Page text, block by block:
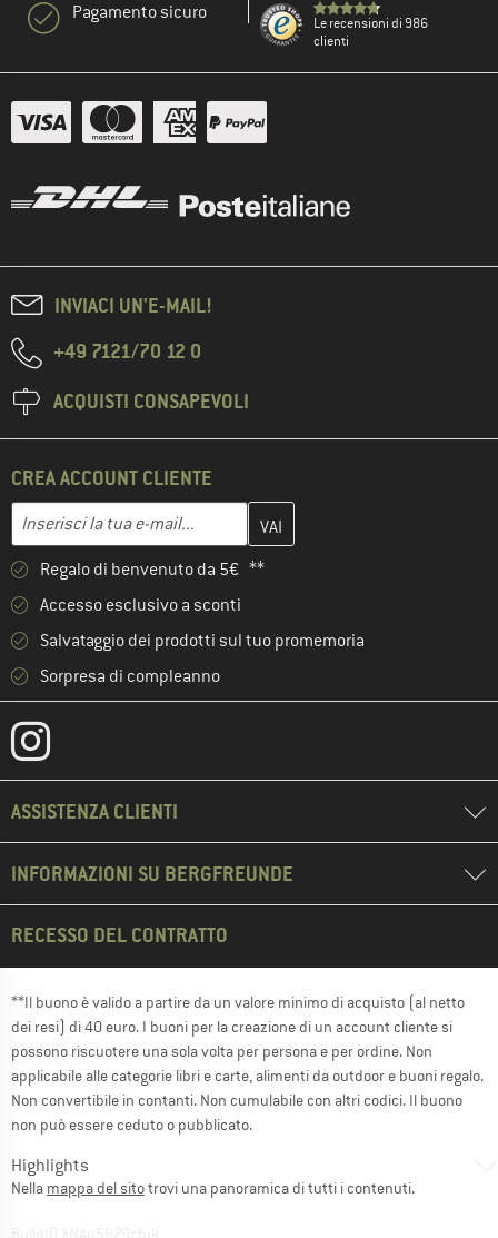
Pagamento sicuro
Le recensioni di 986
clienti
INVIACI UN'E-MAIL!
+49 7121/70 12 0
ACQUISTI CONSAPEVOLI
CREA ACCOUNT CLIENTE
Indirizzo e-mail
Inserisci qui il tuo indirizzo e-mail e crea il tuo account cliente
Regalo di benvenuto da 5€ **
Accesso esclusivo a sconti
Salvataggio dei prodotti sul tuo promemoria
Sorpresa di compleanno
ASSISTENZA CLIENTI
INFORMAZIONI SU BERGFREUNDE
RECESSO DEL CONTRATTO
**Il buono è valido a partire da un valore minimo di acquisto (al netto
dei resi) di 40 euro. I buoni per la creazione di un account cliente si
possono riscuotere una sola volta per persona e per ordine. Non
applicabile alle categorie libri e carte, alimenti da outdoor e buoni regalo.
Non convertibile in contanti. Non cumulabile con altri codici. Il buono
non può essere ceduto o pubblicato.
Highlights
Nella mappa del sitotrovi una panoramica di tutti i contenuti.